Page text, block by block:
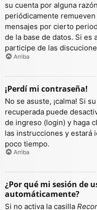
su cuenta por alguna
periódicamente
mensajes por cierto
de la base de datos. Si es
participe de las
Arriba
¡Perdí mi contraseña!
No se asuste, ¡calma! Si
recuperada puede
de ingreso (login) y haga
las instrucciones y estará
poco tiempo.
Arriba
¿Por qué mi sesión de
automáticamente?
Si no activa la casilla